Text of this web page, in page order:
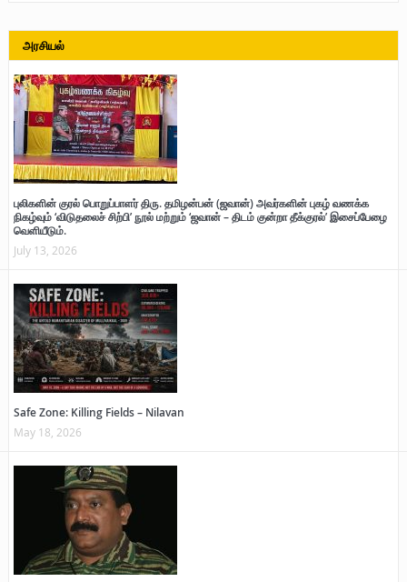
அரசியல்
புலிகளின் குரல் பொறுப்பாளர் திரு. தமிழன்பன் (ஜவான்) அவர்களின் புகழ் வணக்க
நிகழ்வும் ‘விடுதலைச் சிற்பி’ நூல் மற்றும் ‘ஜவான் – திடம் குன்றா தீக்குரல்’ இசைப்பேழை
வெளியீடும்.
July 13, 2026
Safe Zone: Killing Fields – Nilavan
May 18, 2026